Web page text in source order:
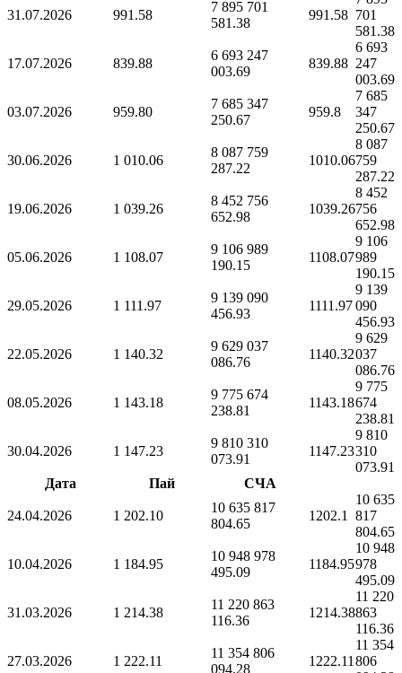
31.07.2026 991.58
7 895 701
581.38
991.58 701
581.38
17.07.2026 839.88
6 693 247
003.69
839.88
6 693
247
003.69
03.07.2026 959.80
7 685 347
250.67
959.8
7 685
347
250.67
30.06.2026 1 010.06
8 087 759
287.22
1010.06
8 087
759
287.22
19.06.2026 1 039.26
8 452 756
652.98
1039.26
8 452
756
652.98
05.06.2026 1 108.07
9 106 989
190.15
1108.07
9 106
989
190.15
29.05.2026 1 111.97
9 139 090
456.93
1111.97
9 139
090
456.93
22.05.2026 1 140.32
9 629 037
086.76
1140.32
9 629
037
086.76
08.05.2026 1 143.18
9 775 674
238.81
1143.18
9 775
674
238.81
30.04.2026 1 147.23
9 810 310
073.91
1147.23
9 810
310
073.91
Дата
Пай СЧА
24.04.2026 1 202.10
10 635 817
804.65
1202.1
10 635
817
804.65
10.04.2026 1 184.95
10 948 978
495.09
1184.95
10 948
978
495.09
31.03.2026 1 214.38
11 220 863
116.36
1214.38
11 220
863
116.36
27.03.2026 1 222.11
11 354 806
094.28
1222.11
11 354
806